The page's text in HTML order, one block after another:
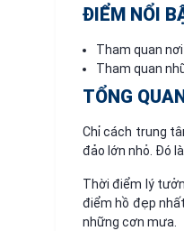
ĐIỂM NỔI
Tham quan
Tham quan
TỔNG
Chỉ cách trung
đảo lớn nhỏ. Đó
Thời điểm lý
điểm hồ đẹp
những cơn mưa.